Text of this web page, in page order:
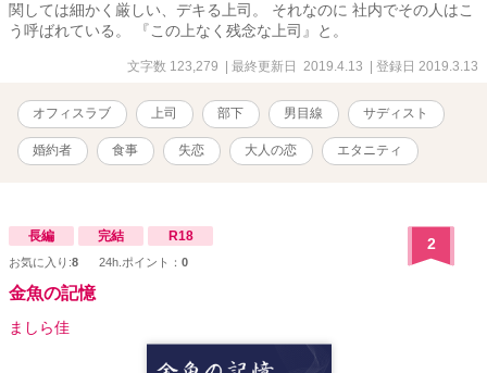
関しては細かく厳しい、デキる上司。 それなのに 社内でその人はこ
う呼ばれている。 『この上なく残念な上司』と。
文字数 123,279 | 最終更新日 2019.4.13 | 登録日 2019.3.13
オフィスラブ 上司 部下 男目線 サディスト
婚約者 食事 失恋 大人の恋 エタニティ
長編 完結 R18
お気に入り:8 24h.ポイント： 0
2
金魚の記憶
ましら佳